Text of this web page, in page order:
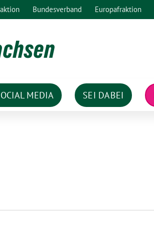
Bundesverband Europafraktion
MEDIA SEI DABEI